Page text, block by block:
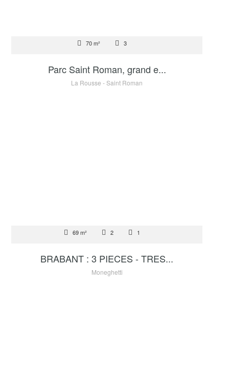
70 m² 3
Parc Saint Roman, grand e...
La Rousse - Saint Roman
69 m² 2 1
BRABANT : 3 PIECES - TRES...
Moneghetti